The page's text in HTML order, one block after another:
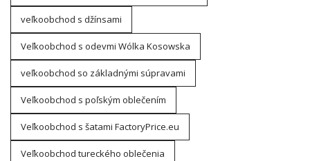
veľkoobchod s džínsami
Veľkoobchod s odevmi Wólka Kosowska
veľkoobchod so základnými súpravami
Veľkoobchod s poľským oblečením
Veľkoobchod s šatami FactoryPrice.eu
Veľkoobchod tureckého oblečenia